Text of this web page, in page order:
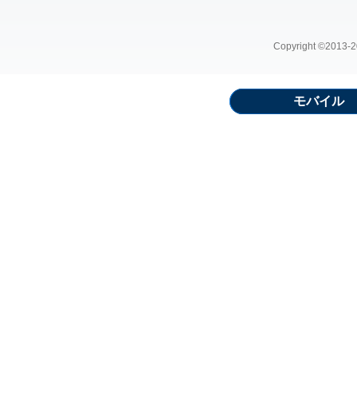
Copyright ©2013-
モバイル